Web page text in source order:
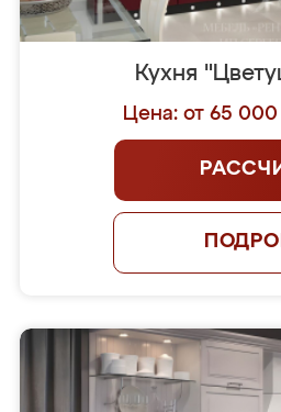
Кухня
Цена: от 65 000